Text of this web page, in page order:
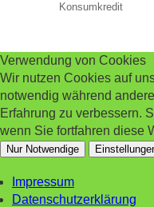
Konsumkredit
Verwendung von Cookies
Wir nutzen Cookies auf
notwendig während
Erfahrung zu verbessern.
wenn Sie fortfahren diese
Nur Notwendige
Impressum
Datenschutzerklärung